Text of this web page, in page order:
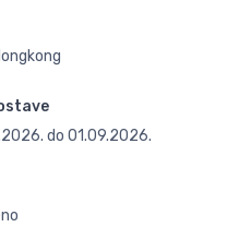
do 01.09.2026.